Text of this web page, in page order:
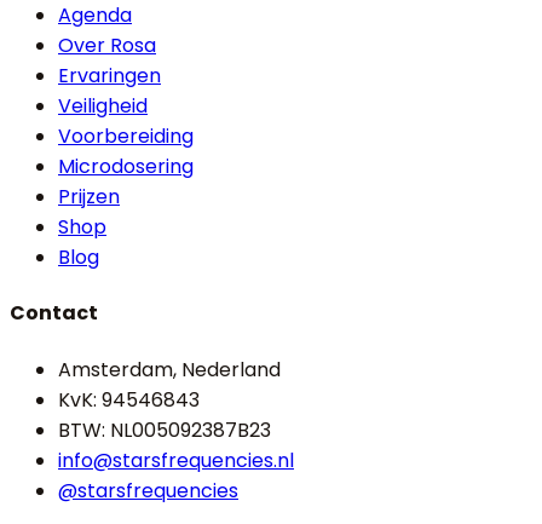
Agenda
Over Rosa
Ervaringen
Veiligheid
Voorbereiding
Microdosering
Prijzen
Shop
Blog
Contact
Amsterdam, Nederland
KvK: 94546843
BTW: NL005092387B23
info@starsfrequencies.nl
@starsfrequencies